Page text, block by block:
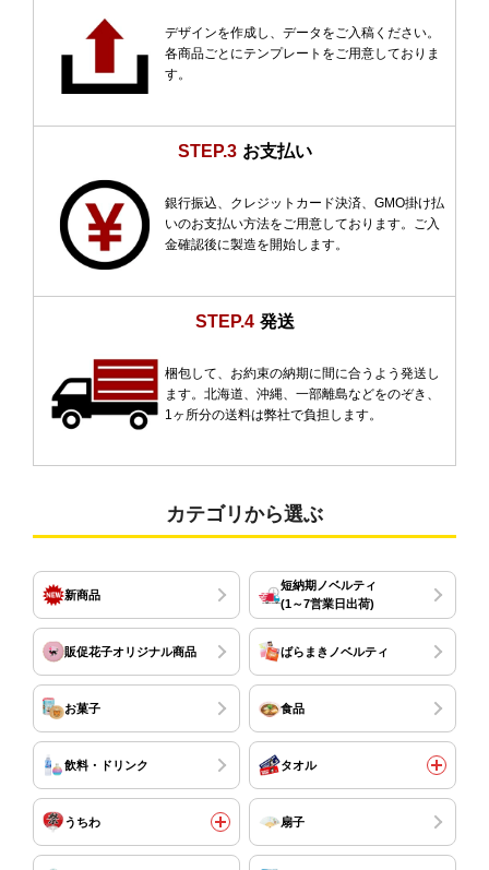
デザインを作成し、データをご入稿ください。
各商品ごとにテンプレートをご用意しておりま
す。
STEP.3 お支払い
銀行振込、クレジットカード決済、GMO掛け払
いのお支払い方法をご用意しております。ご入
金確認後に製造を開始します。
STEP.4 発送
梱包して、お約束の納期に間に合うよう発送し
ます。北海道、沖縄、一部離島などをのぞき、
1ヶ所分の送料は弊社で負担します。
カテゴリから選ぶ
新商品
短納期ノベルティ
(1～7営業日出荷)
販促花子オリジナル商品 ばらまきノベルティ
お菓子 食品
飲料・ドリンク タオル
うちわ 扇子